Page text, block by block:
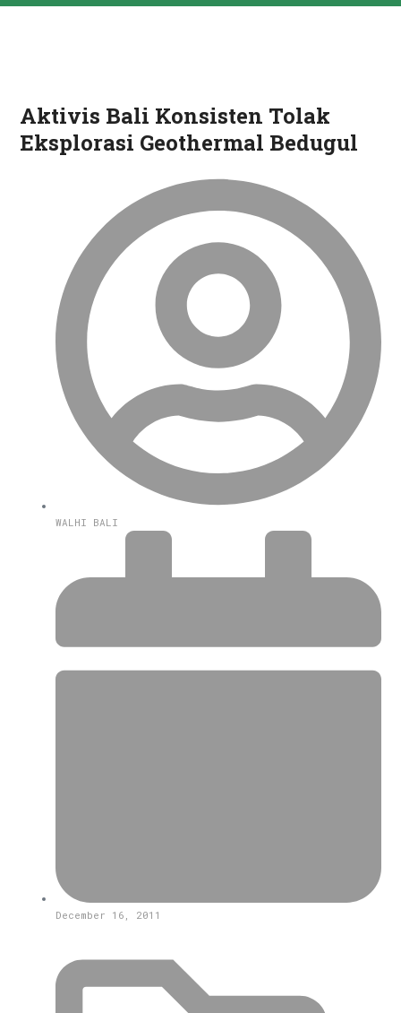
Aktivis Bali Konsisten Tolak
Eksplorasi Geothermal Bedugul
WALHI BALI
December 16, 2011